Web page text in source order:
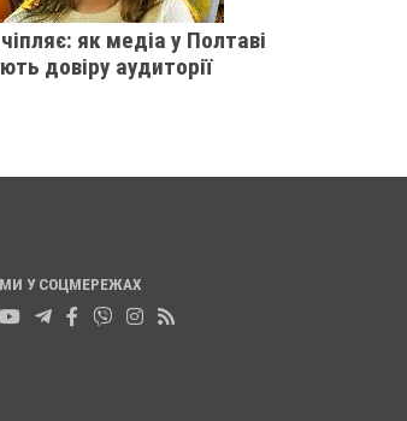
як медіа у Полтаві
довіру аудиторії
МИ У СОЦМЕРЕЖАХ